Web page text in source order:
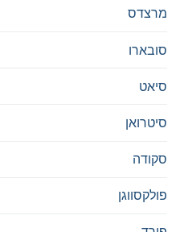
מרצדס
סובארו
סיאט
סיטרואן
סקודה
פולקסווגן